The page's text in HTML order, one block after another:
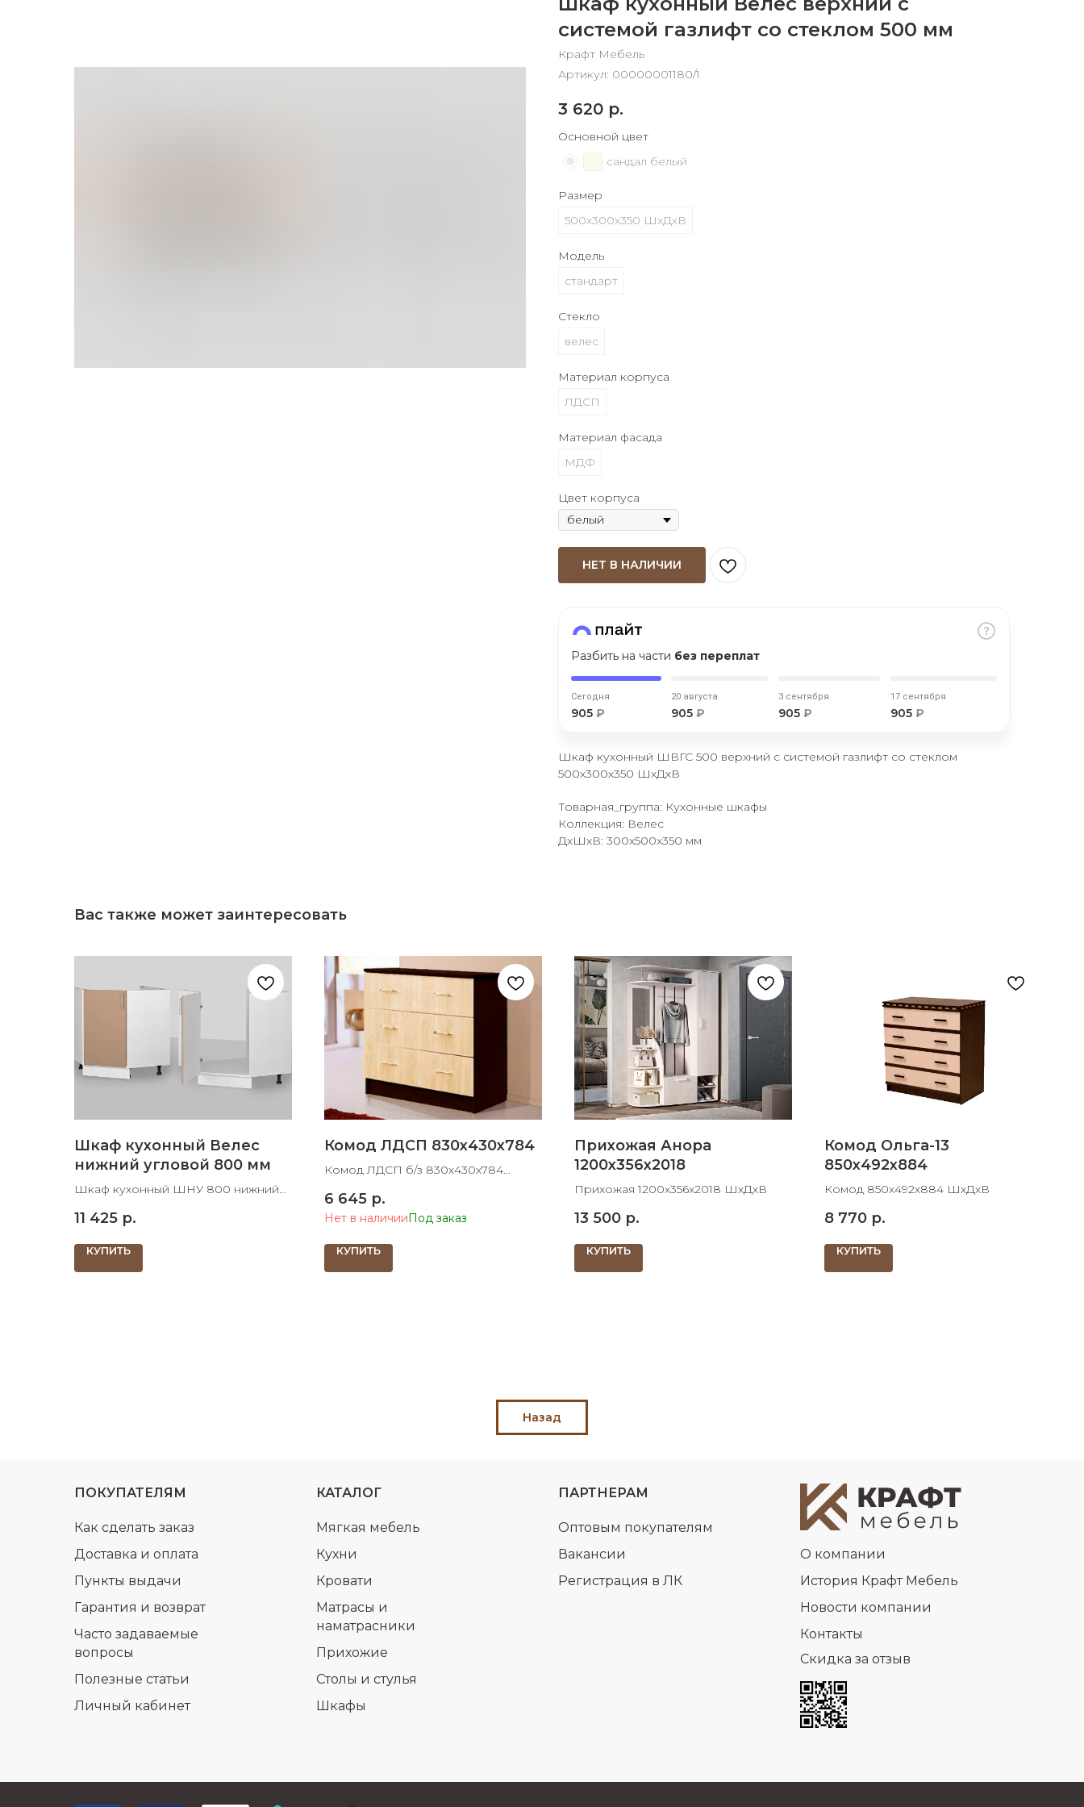
системой газлифт со стеклом 500 мм
Крафт Мебель
Артикул: 00000001180/1
3 620 р.
Основной цвет
сандал белый
Размер
500х300х350 ШхДхВ
Модель
стандарт
Стекло
велес
Материал корпуса
ЛДСП
Материал фасада
МДФ
Цвет корпуса
НЕТ В НАЛИЧИИ
Разбить на части без переплат
Сегодня
905 ₽
20 августа
905 ₽
3 сентября
905 ₽
17 сентября
905 ₽
в корзину
Оплачивайте сегодня только
каждые 2 недели
об оплате Плайтом
8 800 302-02-51
Шкаф кухонный ШВГС 500 верхний с системой газлифт со стеклом
500х300х350 ШхДхВ
Товарная_группа: Кухонные шкафы
Коллекция: Велес
ДxШxВ: 300x500x350 мм
Вас также может заинтересовать
Шкаф кухонный Велес
нижний угловой 800 мм
Шкаф кухонный ШНУ 800 нижний
11 425 р.
КУПИТЬ
Комод ЛДСП 830х430х784
Комод ЛДСП б/з 830х430х784
6 645 р.
Нет в наличии
КУПИТЬ
Прихожая Анора
1200х356х2018
Прихожая 1200х356х2018 ШхДхВ
13 500 р.
КУПИТЬ
Комод Ольга-13
850х492х884
Комод 850х492х884 ШхДхВ
8 770 р.
КУПИТЬ
Назад
ПАРТНЕРАМ
Регистрация в ЛК
Оптовым покупателям
Вакансии
КАТАЛОГ
Кухни
Мягкая мебель
Кровати
Матрасы и
наматрасники
Прихожие
Столы и стулья
Шкафы
ПОКУПАТЕЛЯМ
Доставка и оплата
Часто задаваемые
вопросы
Гарантия и возврат
Полезные статьи
Пункты выдачи
Как сделать заказ
Личный кабинет
О компании
История Крафт Мебель
Новости компании
Контакты
Скидка за отзыв